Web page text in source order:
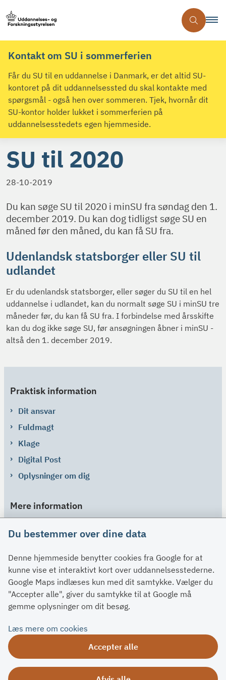
Kontakt om SU i sommerferien
Får du SU til en uddannelse i Danmark, er det altid SU-
kontoret på dit uddannelsessted du skal kontakte med
spørgsmål - også hen over sommeren. Tjek, hvornår dit
SU-kontor holder lukket i sommerferien på
uddannelsesstedets egen hjemmeside.
SU til 2020
28-10-2019
Du kan søge SU til 2020 i minSU fra søndag den 1.
december 2019. Du kan dog tidligst søge SU en
måned før den måned, du kan få SU fra.
Udenlandsk statsborger eller SU til
udlandet
Er du udenlandsk statsborger, eller søger du SU til en hel
uddannelse i udlandet, kan du normalt søge SU i minSU tre
måneder før, du kan få SU fra. I forbindelse med årsskifte
kan du dog ikke søge SU, før ansøgningen åbner i minSU -
altså den 1. december 2019.
Praktisk information
Dit ansvar
Fuldmagt
Klage
Digital Post
Oplysninger om dig
Mere information
Spørgsmål og svar
Kontakt
Paragraffer
Om su.dk
Du bestemmer over dine data
Denne hjemmeside benytter cookies fra Google for at
kunne vise et interaktivt kort over uddannelsesstederne.
Google Maps indlæses kun med dit samtykke. Vælger du
"Accepter alle", giver du samtykke til at Google må
gemme oplysninger om dit besøg.
Læs mere om cookies
Accepter alle